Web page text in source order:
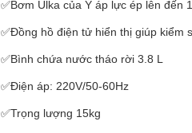
✅Bơm Ulka của Ý áp lực ép lên đến
✅Đồng hồ điện tử hiển thị giúp kiểm
✅Bình chứa nước tháo rời 3.8 L
✅Điện áp: 220V/50-60Hz
✅Trọng lượng 15kg